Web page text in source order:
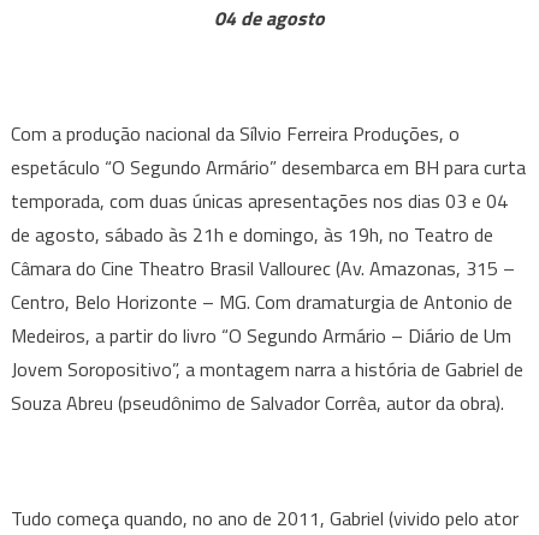
um
jovem
com
HIV
04 de agosto
Com a produção nacional da Sílvio Ferreira Produções, o
espetáculo “O Segundo Armário” desembarca em BH para curta
temporada, com duas únicas apresentações nos dias 03 e 04
de agosto, sábado às 21h e domingo, às 19h, no Teatro de
Câmara do Cine Theatro Brasil Vallourec (Av. Amazonas, 315 –
Centro, Belo Horizonte – MG. Com dramaturgia de Antonio de
Medeiros, a partir do livro “O Segundo Armário – Diário de Um
Jovem Soropositivo”, a montagem narra a história de Gabriel de
Souza Abreu (pseudônimo de Salvador Corrêa, autor da obra).
Tudo começa quando, no ano de 2011, Gabriel (vivido pelo ator